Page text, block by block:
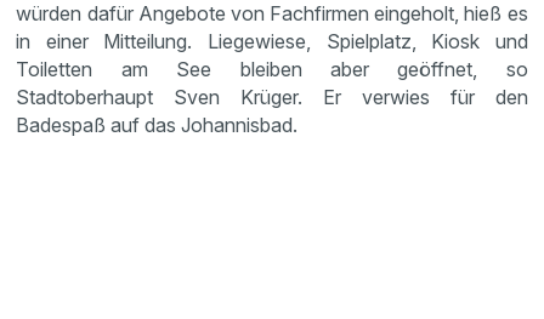
würden dafür Angebote von Fachfirmen eingeholt, hieß es
in einer Mitteilung. Liegewiese, Spielplatz, Kiosk und
Toiletten am See bleiben aber geöffnet, so
Stadtoberhaupt Sven Krüger. Er verwies für den
Badespaß auf das Johannisbad.